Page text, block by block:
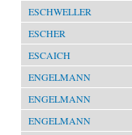
ESCHWELLER
ESCHER
ESCAICH
ENGELMANN
ENGELMANN
ENGELMANN